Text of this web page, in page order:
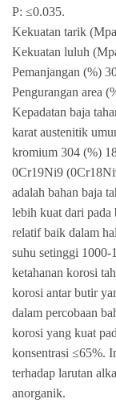
P: ≤0.035.
Kekuatan tarik
Kekuatan luluh
Pemanjangan (%)
Pengurangan area
Kepadatan baja
karat austenitik
kromium 304 (%)
0Cr19Ni9
adalah bahan baja
lebih kuat dari pada
relatif baik dalam
suhu setinggi 1000-
ketahanan korosi
korosi antar butir
dalam percobaan
korosi yang kuat
konsentrasi ≤65%.
terhadap larutan
anorganik.